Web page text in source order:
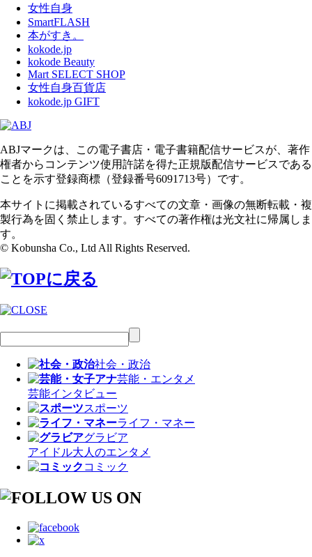
女性自身
SmartFLASH
本がすき。
kokode.jp
kokode Beauty
Mart SELECT SHOP
女性自身百貨店
kokode.jp GIFT
ABJマークは、この電子書店・電子書籍配信サービスが、著作
権者からコンテンツ使用許諾を得た正規版配信サービスである
ことを示す登録商標（登録番号6091713号）です。
本サイトに掲載されているすべての文章・画像の無断転載・複
製行為を固く禁止します。すべての著作権は光文社に帰属しま
す。
© Kobunsha Co., Ltd All Rights Reserved.
社会・政治
芸能・エンタメ
芸能インタビュー
スポーツ
ライフ・マネー
グラビア
アイドル大人のエンタメ
コミック